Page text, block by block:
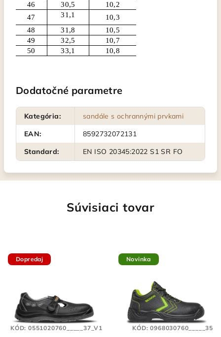
46
30,5
10,2
47
31,1
10,3
48
31,8
10,5
49
32,5
10,7
50
33,1 10,8
Dodatočné parametre
Kategória:
sandále s ochrannými prvkami
EAN:
8592732072131
Standard: EN ISO 20345:2022 S1 SR FO
Súvisiaci tovar
Dopredaj
KÓD: 0551020760_____37_V1
Novinka
KÓD:0968030760_____35